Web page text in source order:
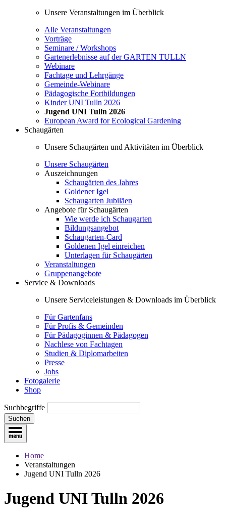
Unsere Veranstaltungen im Überblick
Alle Veranstaltungen
Vorträge
Seminare / Workshops
Gartenerlebnisse auf der GARTEN TULLN
Webinare
Fachtage und Lehrgänge
Gemeinde-Webinare
Pädagogische Fortbildungen
Kinder UNI Tulln 2026
Jugend UNI Tulln 2026
European Award for Ecological Gardening
Schaugärten
Unsere Schaugärten und Aktivitäten im Überblick
Unsere Schaugärten
Auszeichnungen
Schaugärten des Jahres
Goldener Igel
Schaugarten Jubiläen
Angebote für Schaugärten
Wie werde ich Schaugarten
Bildungsangebot
Schaugarten-Card
Goldenen Igel einreichen
Unterlagen für Schaugärten
Veranstaltungen
Gruppenangebote
Service & Downloads
Unsere Serviceleistungen & Downloads im Überblick
Für Gartenfans
Für Profis & Gemeinden
Für Pädagoginnen & Pädagogen
Nachlese von Fachtagen
Studien & Diplomarbeiten
Presse
Jobs
Fotogalerie
Shop
Suchbegriffe
Suchen
Home
Veranstaltungen
Jugend UNI Tulln 2026
Jugend UNI Tulln 2026